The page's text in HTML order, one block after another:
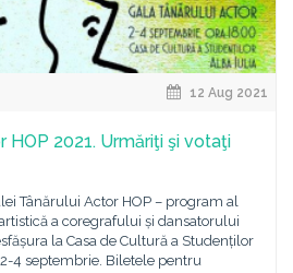
12 Aug 2021
HOP 2021. Urmăriţi şi votaţi
Tânărului Actor HOP – program al
a coregrafului și dansatorului
la Casa de Cultură a Studenților
4 septembrie. Biletele pentru